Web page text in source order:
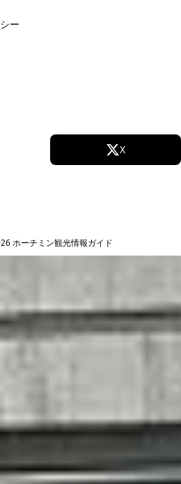
ー
X
ホーチミン観光情報ガイド